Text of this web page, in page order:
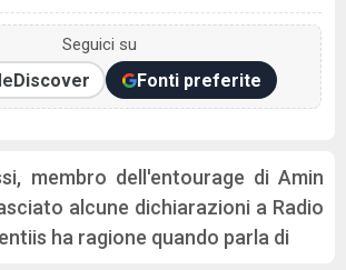
Seguici su
Discover Fonti preferite
membro dell'entourage di Amin
alcune dichiarazioni a Radio
ha ragione quando parla di